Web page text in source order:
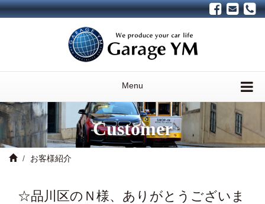
Menu
Customer
お客様紹介
☆品川区のＮ様、ありがとうございま